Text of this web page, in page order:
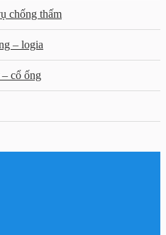
chống thấm
– logia
cổ ống